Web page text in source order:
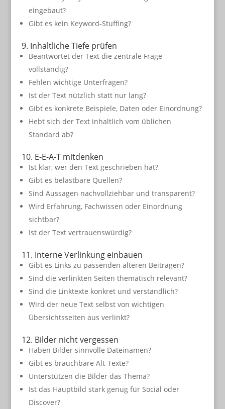
eingebaut?
Gibt es kein Keyword-Stuffing?
9. Inhaltliche Tiefe prüfen
Beantwortet der Text die zentrale Frage
vollständig?
Fehlen wichtige Unterfragen?
Ist der Text nützlich statt nur lang?
Gibt es konkrete Beispiele, Daten oder Einordnung?
Hebt sich der Text inhaltlich vom üblichen
Standard ab?
10. E-E-A-T mitdenken
Ist klar, wer den Text geschrieben hat?
Gibt es belastbare Quellen?
Sind Aussagen nachvollziehbar und transparent?
Wird Erfahrung, Fachwissen oder Einordnung
sichtbar?
Ist der Text vertrauenswürdig?
11. Interne Verlinkung einbauen
Gibt es Links zu passenden älteren Beiträgen?
Sind die verlinkten Seiten thematisch relevant?
Sind die Linktexte konkret und verständlich?
Wird der neue Text selbst von wichtigen
Übersichtsseiten aus verlinkt?
12. Bilder nicht vergessen
Haben Bilder sinnvolle Dateinamen?
Gibt es brauchbare Alt-Texte?
Unterstützen die Bilder das Thema?
Ist das Hauptbild stark genug für Social oder
Discover?